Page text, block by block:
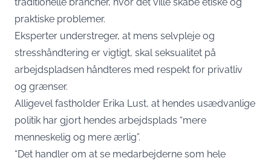
praktiske problemer.
Eksperter understreger, at mens selvpleje og
stresshåndtering er vigtigt, skal seksualitet på
arbejdspladsen håndteres med respekt for privatliv
og grænser.
Alligevel fastholder Erika Lust, at hendes usædvanlige
politik har gjort hendes arbejdsplads “mere
menneskelig og mere ærlig”.
“Det handler om at se medarbejderne som hele